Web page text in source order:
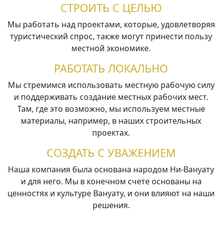
СТРОИТЬ С ЦЕЛЬЮ
Мы работать над проектами, которые, удовлетворяя
туристический спрос, также могут принести пользу
местной экономике.
РАБОТАТЬ ЛОКАЛЬНО
Мы стремимся использовать местную рабочую силу
и поддерживать создание местных рабочих мест.
Там, где это возможно, мы используем местные
материалы, например, в наших строительных
проектах.
СОЗДАТЬ С УВАЖЕНИЕМ
Наша компания была основана народом Ни-Вануату
и для него. Мы в конечном счете основаны на
ценностях и культуре Вануату, и они влияют на наши
решения.